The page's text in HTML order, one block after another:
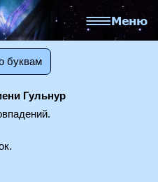
буквам
Гульнур